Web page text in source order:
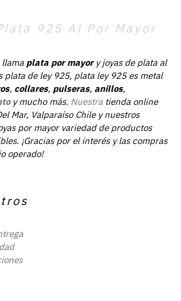
925 Al Por Mayor
plata por mayory joyas de plata al
plata de ley 925, plata ley 925 es metal
, collares, pulseras, anillos,
y mucho más. Nuestra tienda online
Mar, Valparaíso Chile y nuestros
por mayor variedad de productos
¡Gracias por el interés y las compras
operado!